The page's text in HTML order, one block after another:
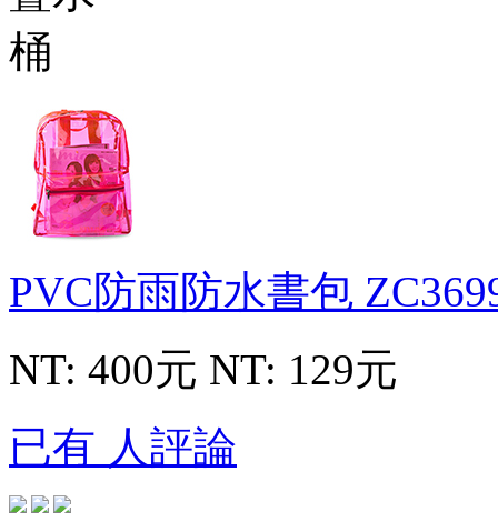
PVC防雨防水書包
NT: 400元 NT: 129元
已有 人評論